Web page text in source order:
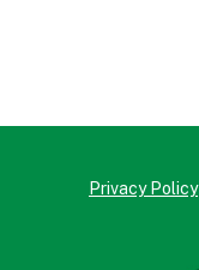
Privacy Policy